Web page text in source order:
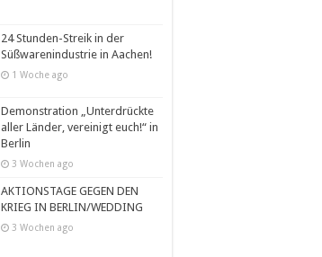
24 Stunden-Streik in der
Süßwarenindustrie in Aachen!
1 Woche ago
Demonstration „Unterdrückte
aller Länder, vereinigt euch!“ in
Berlin
3 Wochen ago
AKTIONSTAGE GEGEN DEN
KRIEG IN BERLIN/WEDDING
3 Wochen ago